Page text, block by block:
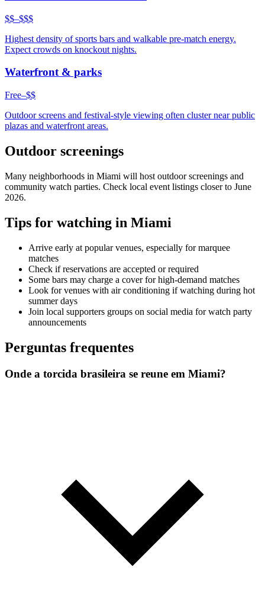
$$–$$$
Highest density of sports bars and walkable pre-match energy.
Expect crowds on knockout nights.
Waterfront & parks
Free–$$
Outdoor screens and festival-style viewing often cluster near public
plazas and waterfront areas.
Outdoor screenings
Many neighborhoods in Miami will host outdoor screenings and
community watch parties. Check local event listings closer to June
2026.
Tips for watching in Miami
Arrive early at popular venues, especially for marquee
matches
Check if reservations are accepted or required
Some bars may charge a cover for high-demand matches
Look for venues with air conditioning if watching during hot
summer days
Join local supporters groups on social media for watch party
announcements
Perguntas frequentes
Onde a torcida brasileira se reune em Miami?